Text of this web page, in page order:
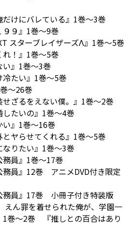
だけにバレている』1巻〜3巻
９９』1巻〜9巻
スターブレイザーズΛ』1巻〜5巻
れ！』1巻〜5巻
い』1巻〜3巻
冷たい』1巻〜5巻
〜26巻
せざるをえない僕。』1巻〜2巻
したいの』1巻〜4巻
い』1巻〜16巻
とヤらせてくれる』1巻〜5巻
なりたい』1巻〜3巻
務員』1巻〜17巻
務員』12巻 アニメDVD付き限定
務員』17巻 小冊子付き特装版
えん罪を着せられた俺が、学園一
1巻〜2巻 『推しとの百合はあり